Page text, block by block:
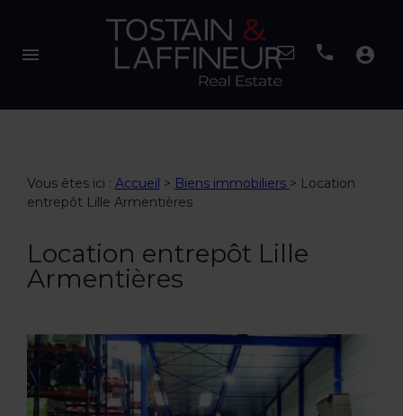
menu account_circle
Vous êtes ici : Accueil > Biens immobiliers > Location
entrepôt Lille Armentières
Location entrepôt Lille
Armentières